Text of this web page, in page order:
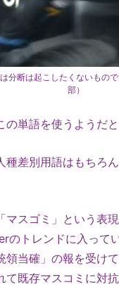
分断は起こしたくないもの
部）
単語を使うようだ
種差別用語はもちろ
マスゴミ」という表
のトレンドに入って
当確」の報を受け
既存マスコミに対